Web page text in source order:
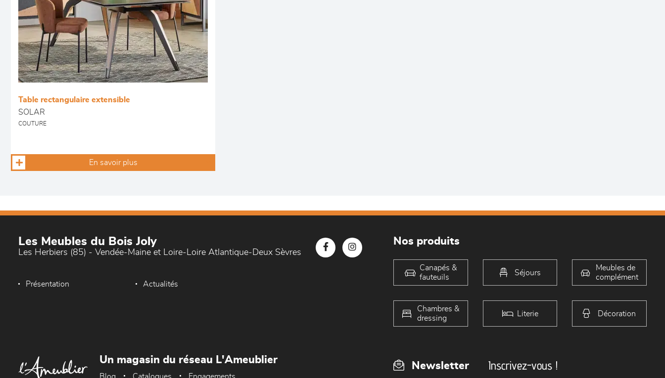
Table rectangulaire extensible
SOLAR
COUTURE
En savoir plus
Les Meubles du Bois Joly
Les Herbiers (85) - Vendée-Maine et Loire-Loire Atlantique-Deux Sèvres
Présentation Actualités
Nos produits
Canapés &
fauteuils
Séjours
Meubles de
complément
Chambres &
dressing
Literie Décoration
Newsletter Inscrivez-vous !
Un magasin du réseau L'Ameublier